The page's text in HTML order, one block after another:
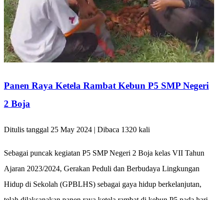
Panen Raya Ketela Rambat Kebun P5 SMP Negeri
2 Boja
Ditulis tanggal 25 May 2024 | Dibaca 1320 kali
Sebagai puncak kegiatan P5 SMP Negeri 2 Boja kelas VII Tahun
Ajaran 2023/2024, Gerakan Peduli dan Berbudaya Lingkungan
Hidup di Sekolah (GPBLHS) sebagai gaya hidup berkelanjutan,